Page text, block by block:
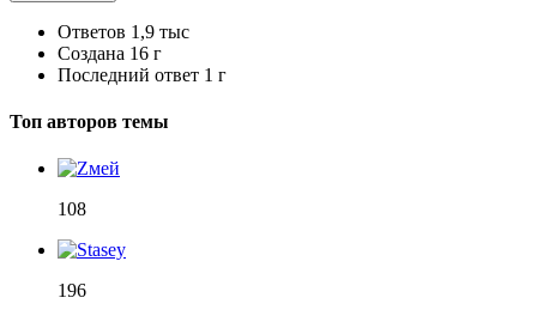
Ответов 1,9 тыс
Создана 16 г
Последний ответ 1 г
Топ авторов темы
108
196